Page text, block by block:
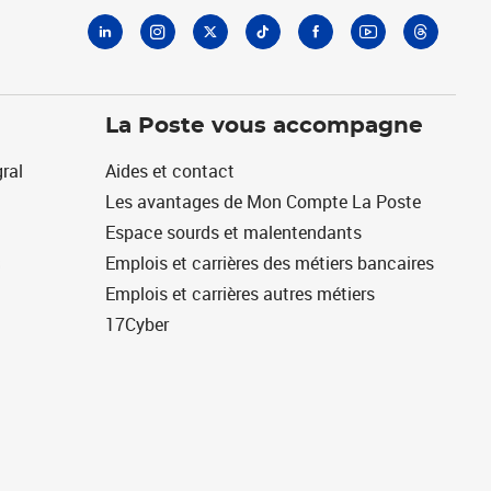
La Poste vous accompagne
Aides et contact
Les avantages de Mon Compte La Poste
Espace sourds et malentendants
Emplois et carrières des métiers bancaires
Emplois et carrières autres métiers
17Cyber